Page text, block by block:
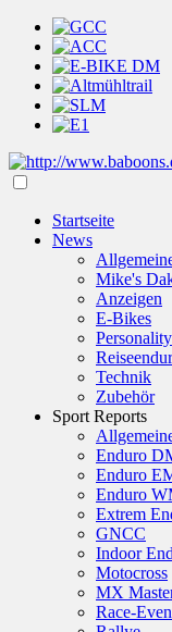
Startseite
News
Mike's
Anzeigen
E-Bikes
Personality
Technik
Zubehör
Sport Reports
Enduro
Enduro
Enduro
Extrem
GNCC
Indoor
Motocross
MX
Race-